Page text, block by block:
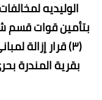
بتأمين قوات قسم
بقرية المندرة